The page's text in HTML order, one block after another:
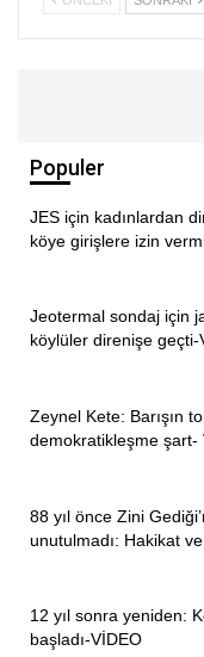
Populer
JES için kadınlardan
köye girişlere izin
Jeotermal sondaj için
köylüler direnişe geçti-
Zeynel Kete: Barışın
demokratikleşme şart-
88 yıl önce Zini
unutulmadı: Hakikat
12 yıl sonra yeniden:
başladı-VİDEO